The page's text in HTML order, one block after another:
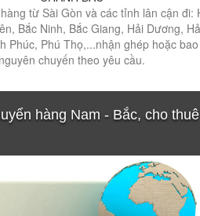
từ Sài Gòn và các tỉnh lân cận đi:
Bắc Ninh, Bắc Giang, Hải Dương,
Phúc, Phú Thọ,...nhận ghép hoặc bao
nguyên chuyến theo yêu cầu.
hàng Nam - Bắc, cho